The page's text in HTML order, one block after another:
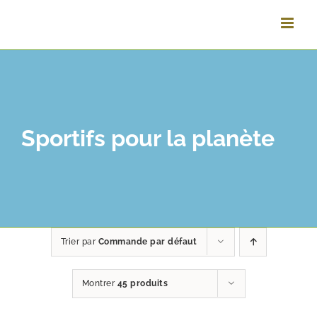
contenuto
Sportifs pour la planète
Trier par Commande par défaut
Montrer 45 produits